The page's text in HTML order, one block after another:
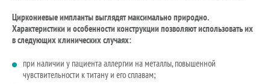
Циркониевые импланты выглядят максимально природно.
Характеристики и особенности конструкции позволяют использовать их
в следующих клинических случаях:
при наличии у пациента аллергии на металлы, повышенной
чувствительности к титану и его сплавам;